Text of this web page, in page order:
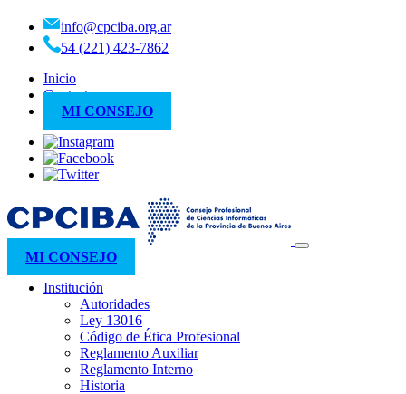
info@cpciba.org.ar
54 (221) 423-7862
Inicio
Contacto
MI CONSEJO
MI CONSEJO
Institución
Autoridades
Ley 13016
Código de Ética Profesional
Reglamento Auxiliar
Reglamento Interno
Historia